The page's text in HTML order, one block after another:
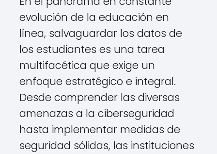
evolución de la educación en
línea, salvaguardar los datos de
los estudiantes es una tarea
multifacética que exige un
enfoque estratégico e integral.
Desde comprender las diversas
amenazas a la ciberseguridad
hasta implementar medidas de
seguridad sólidas, las instituciones